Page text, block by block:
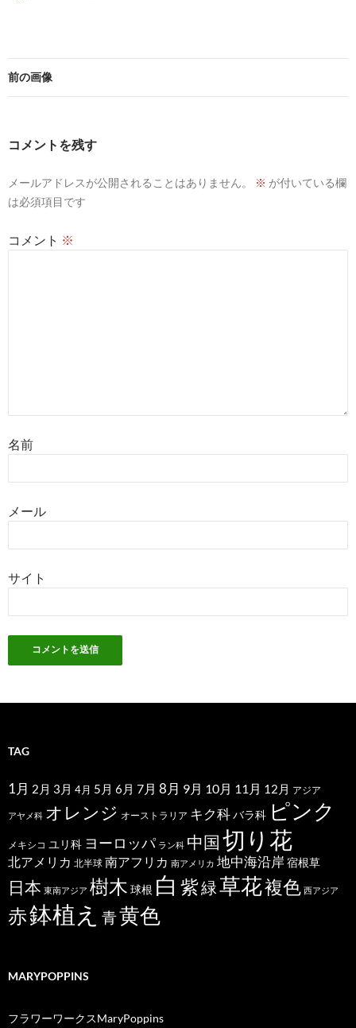
前の画像
コメントを残す
メールアドレスが公開されることはありません。 ※ が付いている欄
は必須項目です
コメント ※
名前
メール
サイト
TAG
1月 2月 3月 4月 5月 6月 7月 8月 9月 10月 11月 12月 アジア
アヤメ科 オレンジ オーストラリア キク科バラ科 ピンク
メキシコ ユリ科 ヨーロッパ ラン科 中国切り花
北アメリカ 北半球 南アフリカ 南アメリカ 地中海沿岸 宿根草
日本 東南アジア 樹木 球根 白 紫緑草花複色 西アジア
赤鉢植え 青黄色
MARYPOPPINS
フラワーワークスMaryPoppins